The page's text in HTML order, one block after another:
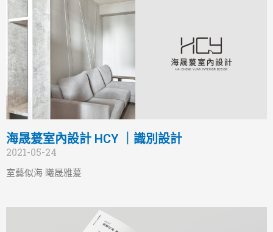
海晟萲室內設計 HCY ｜識別設計
2021-05-24
室藝似海 曦晟雅萲